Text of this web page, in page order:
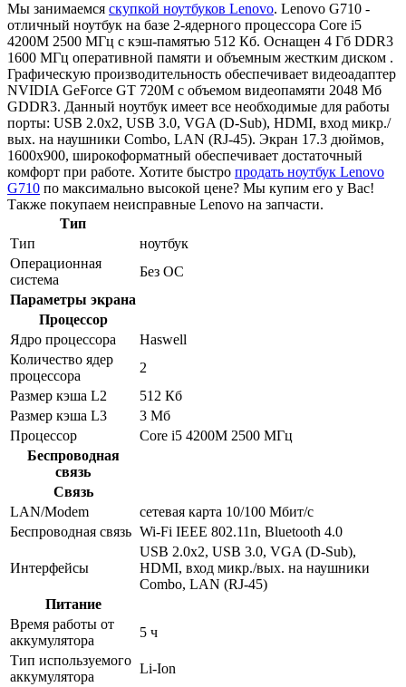
Мы занимаемся скупкой ноутбуков Lenovo. Lenovo G710 -
отличный ноутбук на базе 2-ядерного процессора Core i5
4200M 2500 МГц с кэш-памятью 512 Кб. Оснащен 4 Гб DDR3
1600 МГц оперативной памяти и объемным жестким диском .
Графическую производительность обеспечивает видеоадаптер
NVIDIA GeForce GT 720M с объемом видеопамяти 2048 Мб
GDDR3. Данный ноутбук имеет все необходимые для работы
порты: USB 2.0x2, USB 3.0, VGA (D-Sub), HDMI, вход микр./
вых. на наушники Combo, LAN (RJ-45). Экран 17.3 дюймов,
1600x900, широкоформатный обеспечивает достаточный
комфорт при работе. Хотите быстро продать ноутбук Lenovo
G710 по максимально высокой цене? Мы купим его у Вас!
Также покупаем неисправные Lenovo на запчасти.
Тип
Тип
ноутбук
Операционная
система
Без ОС
Параметры экрана
Процессор
Ядро процессора
Haswell
Количество ядер
процессора
2
Размер кэша L2
512 Кб
Размер кэша L3
3 Мб
Процессор
Core i5 4200M 2500 МГц
Беспроводная
связь
Связь
LAN/Modem
сетевая карта 10/100 Мбит/c
Беспроводная связь Wi-Fi IEEE 802.11n, Bluetooth 4.0
Интерфейсы
USB 2.0x2, USB 3.0, VGA (D-Sub),
HDMI, вход микр./вых. на наушники
Combo, LAN (RJ-45)
Питание
Время работы от
аккумулятора
5 ч
Тип используемого
аккумулятора
Li-Ion